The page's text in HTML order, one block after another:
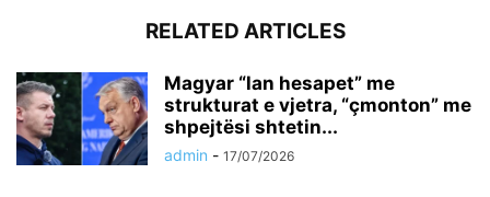
RELATED ARTICLES
Magyar “lan hesapet” me
strukturat e vjetra, “çmonton” me
shpejtësi shtetin...
admin - 17/07/2026